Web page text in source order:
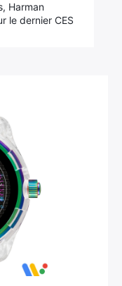
Harman
le dernier CES